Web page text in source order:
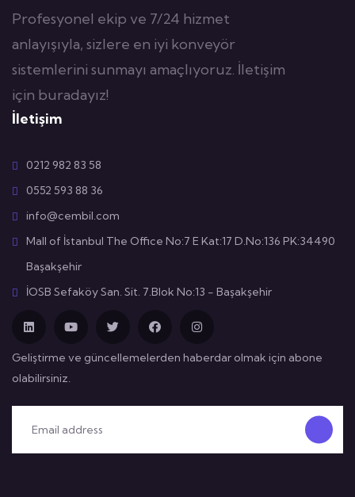
Profesyonel ekip ve 7/24 hizmet
anlayışıyla, sizlere en iyi konveyör
sistemlerini sunmayı amaçlıyoruz. İletişim
için buradayız!
İletişim
0212 982 83 58
0552 593 88 36
info@cembil.com
Mall of İstanbul The Office No:7 E Kat:17 D.No:136 PK:34490
Başakşehir
İOSB Sefaköy San. Sit. 7.Blok No:13 - Başakşehir
Geliştirme ve güncellemelerden haberdar olmak için abone
olabilirsiniz.